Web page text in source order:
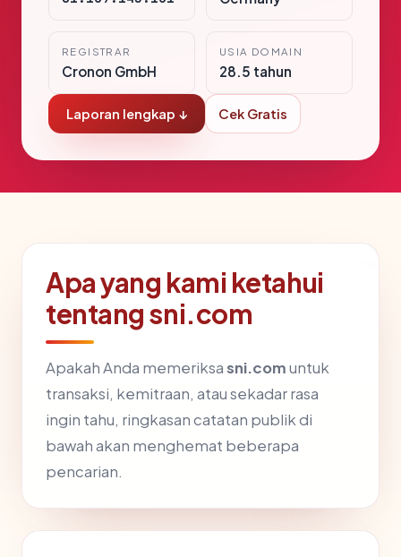
REGISTRAR
Cronon GmbH
USIA DOMAIN
28.5 tahun
Laporan lengkap ↓ Cek Gratis
Apa yang kami ketahui
tentang sni.com
Apakah Anda memeriksasni.comuntuk
transaksi, kemitraan, atau sekadar rasa
ingin tahu, ringkasan catatan publik di
bawah akan menghemat beberapa
pencarian.